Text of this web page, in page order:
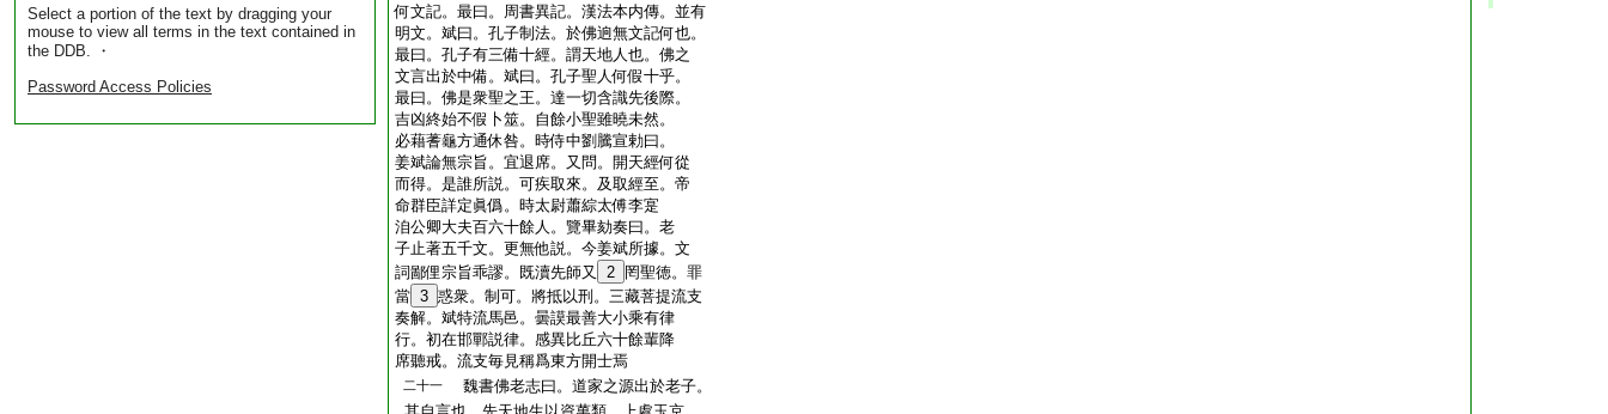
Select a portion of the text by dragging your
mouse to view all terms in the text contained in
the DDB. ・
Password Access Policies
何文記。最曰。周書異記。漢法本内傳。並有
明文。斌曰。孔子制法。於佛逈無文記何也。
最曰。孔子有三備十經。謂天地人也。佛之
文言出於中備。斌曰。孔子聖人何假十乎。
最曰。佛是衆聖之王。達一切含識先後際。
吉凶終始不假卜筮。自餘小聖雖曉未然。
必藉蓍龜方通休咎。時侍中劉騰宣勅曰。
姜斌論無宗旨。宜退席。又問。開天經何從
而得。是誰所説。可疾取來。及取經至。帝
命群臣詳定眞僞。時太尉蕭綜太傅李寔
洎公卿大夫百六十餘人。覽畢劾奏曰。老
子止著五千文。更無他説。今姜斌所據。文
詞鄙俚宗旨乖謬。既瀆先師又
2
罔聖徳。罪
當 3 惑衆。制可。將抵以刑。三藏菩提流支
奏解。斌特流馬邑。曇謨最善大小乘有律
行。初在邯鄲説律。感異比丘六十餘輩降
席聽戒。流支毎見稱爲東方開士焉
二十一
魏書佛老志曰。道家之源出於老子。